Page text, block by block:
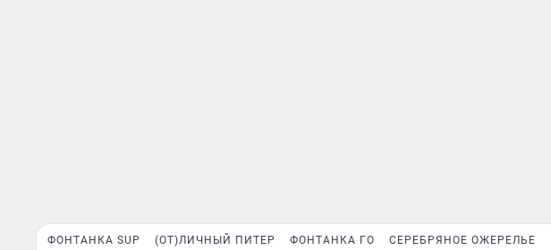
ФОНТАНКА SUP (ОТ)ЛИЧНЫЙ ПИТЕР ФОНТАНКА ГО СЕРЕБРЯНОЕ ОЖЕРЕЛЬЕ